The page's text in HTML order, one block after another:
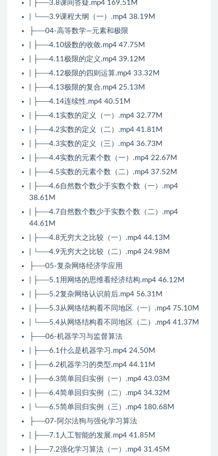
| ├──3.8课间答疑.mp4 169.51M
| └──3.9课程大纲（一）.mp4 38.19M
├──04-高等数学—元素和极限
| ├──4.10级数的收敛.mp4 47.75M
| ├──4.11极限的定义.mp4 39.12M
| ├──4.12极限的四则运算.mp4 33.32M
| ├──4.13极限的复合.mp4 25.13M
| ├──4.14连续性.mp4 40.51M
| ├──4.1实数的定义（一）.mp4 32.77M
| ├──4.2实数的定义（二）.mp4 41.81M
| ├──4.3实数的定义（三）.mp4 36.73M
| ├──4.4实数的元素个数（一）.mp4 22.67M
| ├──4.5实数的元素个数（二）.mp4 37.52M
| ├──4.6自然数个数少于实数个数（一）.mp4
38.61M
| ├──4.7自然数个数少于实数个数（二）.mp4
44.61M
| ├──4.8无穷大之比较（一）.mp4 44.13M
| └──4.9无穷大之比较（二）.mp4 24.98M
├──05-复杂网络经济学应用
| ├──5.1用网络的思维看经济结构.mp4 46.12M
| ├──5.2复杂网络认识前后.mp4 56.31M
| ├──5.3从网络结构看不同地区（一）.mp4 75.10M
| └──5.4从网络结构看不同地区（二）.mp4 41.37M
├──06-机器学习与监督算法
| ├──6.1什么是机器学习.mp4 24.50M
| ├──6.2机器学习的类型.mp4 44.11M
| ├──6.3简单回归实例（一）.mp4 43.03M
| ├──6.4简单回归实例（二）.mp4 34.32M
| └──6.5简单回归实例（三）.mp4 180.68M
├──07-阿尔法狗与强化学习算法
| ├──7.1人工智能的发展.mp4 41.85M
| ├──7.2强化学习算法（一）.mp4 31.45M